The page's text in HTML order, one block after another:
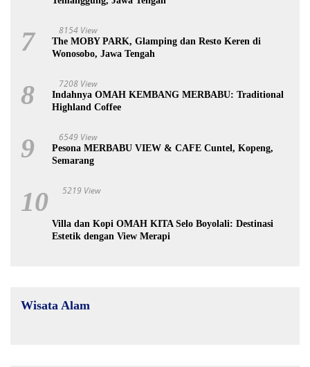
7 8154 View
The MOBY PARK, Glamping dan Resto Keren di
Wonosobo, Jawa Tengah
8 7208 View
Indahnya OMAH KEMBANG MERBABU: Traditional
Highland Coffee
9 6549 View
Pesona MERBABU VIEW & CAFE Cuntel, Kopeng,
Semarang
10 5219 View
Villa dan Kopi OMAH KITA Selo Boyolali: Destinasi
Estetik dengan View Merapi
Wisata Alam